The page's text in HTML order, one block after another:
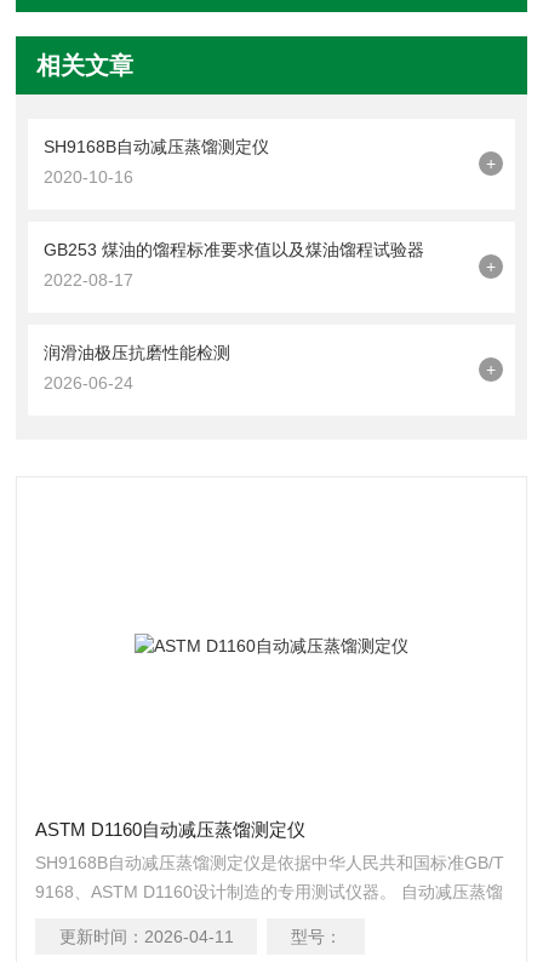
相关文章
SH9168B自动减压蒸馏测定仪
2020-10-16
+
GB253 煤油的馏程标准要求值以及煤油馏程试验器
2022-08-17
+
润滑油极压抗磨性能检测
2026-06-24
+
ASTM D1160自动减压蒸馏测定仪
SH9168B自动减压蒸馏测定仪是依据中华人民共和国标准GB/T
9168、ASTM D1160设计制造的专用测试仪器。 自动减压蒸馏
自动减压蒸馏测定仪，带加热装置和制冷装置，配有进口液位
更新时间： 2026-04-11 型号：